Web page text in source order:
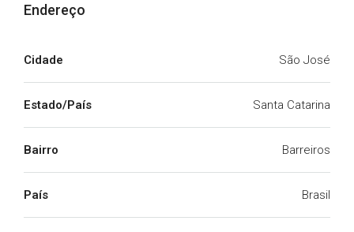
Endereço
Cidade São José
Estado/País Santa Catarina
Bairro Barreiros
País Brasil